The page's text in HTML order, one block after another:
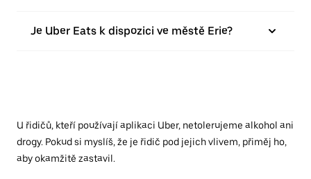
Je Uber Eats k dispozici ve městě Erie?
U řidičů, kteří používají aplikaci Uber, netolerujeme alkohol ani
drogy. Pokud si myslíš, že je řidič pod jejich vlivem, přiměj ho,
aby okamžitě zastavil.